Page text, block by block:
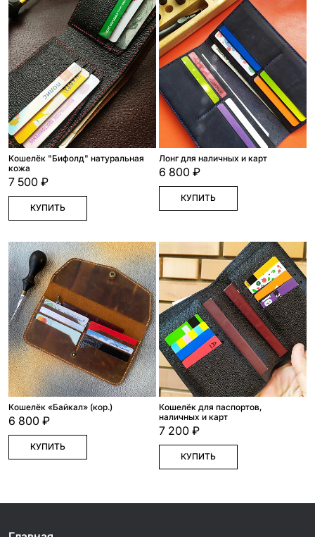
Кошелёк "Бифолд" натуральная
кожа
7 500 ₽
КУПИТЬ
Лонг для наличных и карт
6 800 ₽
КУПИТЬ
Кошелёк «Байкал» (кор.)
6 800 ₽
КУПИТЬ
Кошелёк для паспортов,
наличных и карт
7 200 ₽
КУПИТЬ